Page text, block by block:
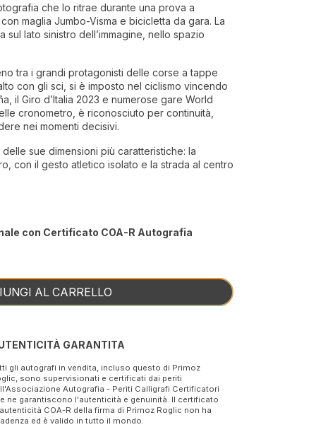
che lo ritrae durante una prova a
maglia Jumbo-Visma e bicicletta da gara. La
sul lato sinistro dell’immagine, nello spazio
tra i grandi protagonisti delle corse a tappe
con gli sci, si è imposto nel ciclismo vincendo
il Giro d’Italia 2023 e numerose gare World
cronometro, è riconosciuto per continuità,
nei momenti decisivi.
sue dimensioni più caratteristiche: la
con il gesto atletico isolato e la strada al centro
con Certificato COA-R Autografia
AL CARRELLO
GARANTITA
gli autografi in vendita, incluso questo di Primoz
sono supervisionati e certificati dai periti
Autografia - Periti Calligrafi Certificatori
ne garantiscono l'autenticità e genuinità. Il certificato
COA-R della firma di Primoz Roglic non ha
ed è valido in tutto il mondo.